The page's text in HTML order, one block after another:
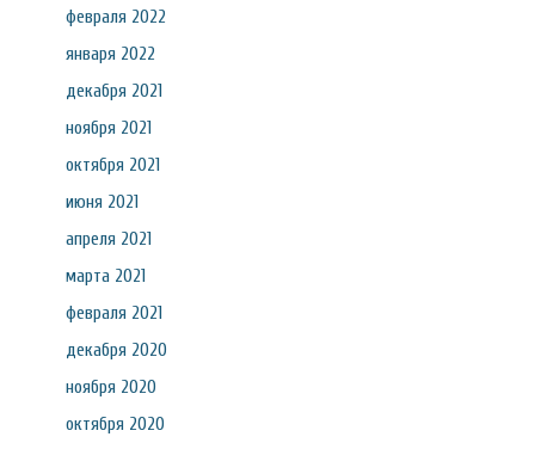
февраля 2022
января 2022
декабря 2021
ноября 2021
октября 2021
июня 2021
апреля 2021
марта 2021
февраля 2021
декабря 2020
ноября 2020
октября 2020